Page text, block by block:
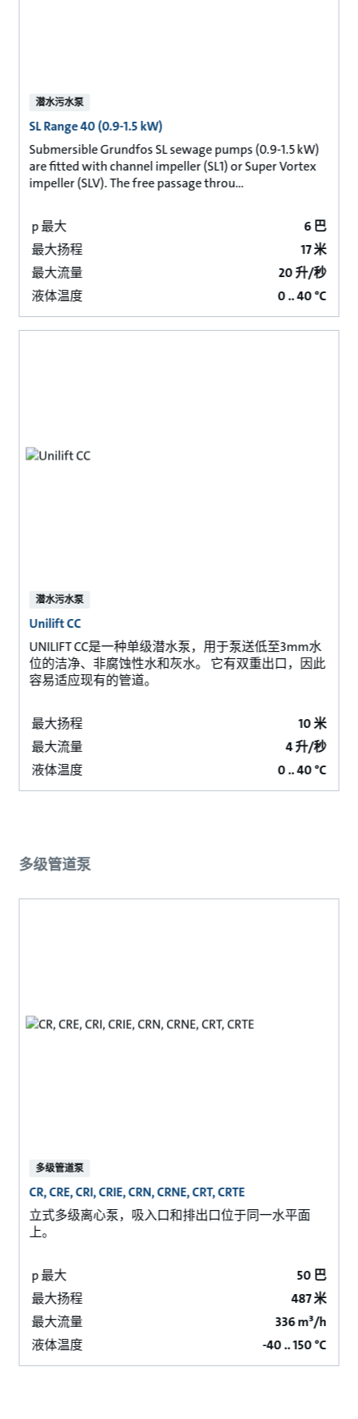
潜水污水泵
SL Range 40 (0.9-1.5 kW)
Submersible Grundfos SL sewage pumps (0.9-1.5 kW)
are fitted with channel impeller (SL1) or Super Vortex
impeller (SLV). The free passage throu...
p 最大
6 巴
最大扬程
17 米
最大流量
20 升/秒
液体温度
0 .. 40 °C
潜水污水泵
Unilift CC
UNILIFT CC是一种单级潜水泵，用于泵送低至3mm水
位的洁净、非腐蚀性水和灰水。 它有双重出口，因此
容易适应现有的管道。
最大扬程
10 米
最大流量
4 升/秒
液体温度
0 .. 40 °C
多级管道泵
多级管道泵
CR, CRE, CRI, CRIE, CRN, CRNE, CRT, CRTE
立式多级离心泵，吸入口和排出口位于同一水平面
上。
p 最大
50 巴
最大扬程
487 米
最大流量
336 m³/h
液体温度
-40 .. 150 °C